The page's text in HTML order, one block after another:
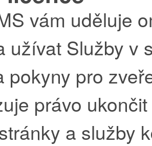
vám uděluje
užívat Služby v
pokyny pro
právo
a služby